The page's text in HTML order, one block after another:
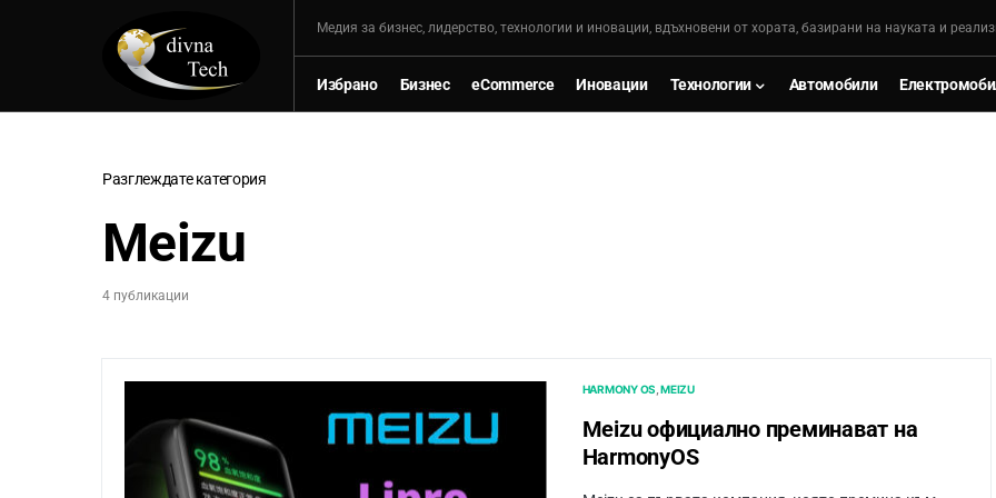
Mедия за бизнес, лидерство, технологии и иновации, вдъхновени от хората, базирани на науката и
Избрано Бизнес eCommerce Иновации Технологии Автомобили
Разглеждате категория
Meizu
4 публикации
HARMONY OS MEIZU
Meizu официално преминават на
HarmonyOS